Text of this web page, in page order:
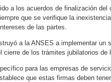
a los acuerdos de finalización del
que se verifique la
de las partes.
a la ANSES a implementar un
de los trámites jubilatorios de
para las empresas de
que estas firmas deben